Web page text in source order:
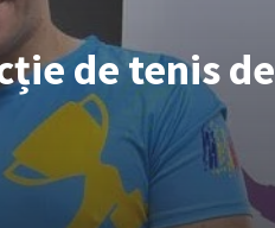
de tenis de